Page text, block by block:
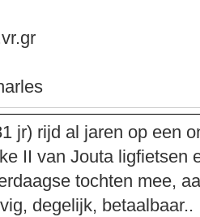
jr) rijd al jaren op een
II van Jouta ligfietsen
tochten mee,
degelijk, betaalbaar..